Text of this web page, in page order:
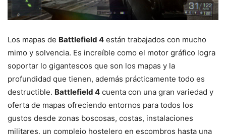
Los mapas de Battlefield 4 están trabajados con mucho
mimo y solvencia. Es increíble como el motor gráfico logra
soportar lo gigantescos que son los mapas y la
profundidad que tienen, además prácticamente todo es
destructible. Battlefield 4 cuenta con una gran variedad y
oferta de mapas ofreciendo entornos para todos los
gustos desde zonas boscosas, costas, instalaciones
militares, un complejo hostelero en escombros hasta una